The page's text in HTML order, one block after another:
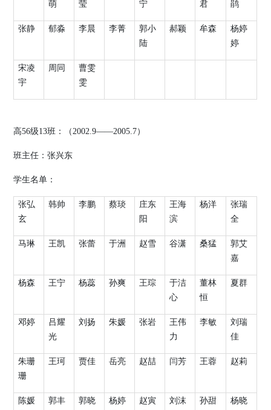
萌 莹 宁 君 鹃
张静 郁淼 李晨 李菁
郭小
陆
郝颖 牟森
杨婷
婷
宋凌
宇
周同
曹雯
雯
高56级13班：（2002.9——2005.7）
班主任：张兴东
学生名单：
张弘
玄
韩帅 李鹏 蔡琰
庄东
阳
王海
滨
杨洋
张瑞
全
马琳 王凯 张蕾 于洲 赵雪 谷潇 桑猛
郭艾
嘉
杨森 王宁 杨蕊 孙爽 王琮
于洁
心
董林
恒
夏群
邓婷
吕耀
光
刘扬 朱媛 张岩
王伟
力
李敏
刘瑞
佳
朱珊
珊
王珂 贾佳 岳亮 赵喆 闫芳 王蓉 赵莉
陈媛
郭丰
郭晓
杨婷
赵寅
刘沫
孙甜
杨晓